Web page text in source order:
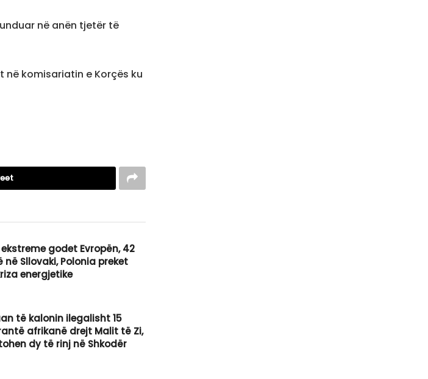
në anën tjetër të
komisariatin e Korçës ku
godet Evropën, 42
në Sllovaki, Polonia preket
energjetike
të kalonin ilegalisht 15
afrikanë drejt Malit të Zi,
dy të rinj në Shkodër